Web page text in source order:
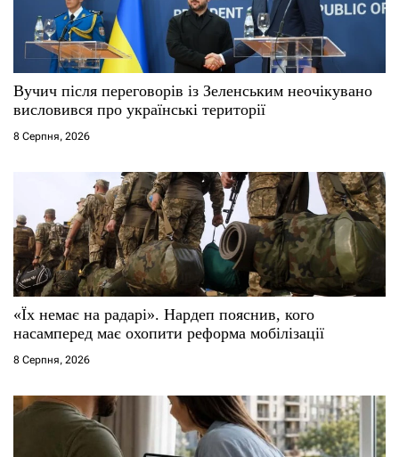
Вучич після переговорів із Зеленським неочікувано
висловився про українські території
8 Серпня, 2026
«Їх немає на радарі». Нардеп пояснив, кого
насамперед має охопити реформа мобілізації
8 Серпня, 2026